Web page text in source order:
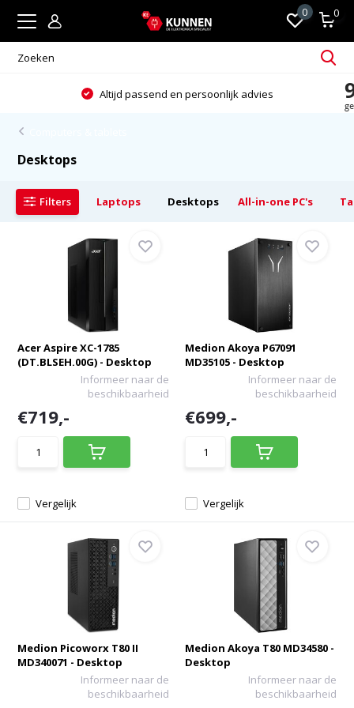
0 0
Altijd passend en persoonlijk advies
Desktops
Filters Laptops Desktops All-in-one PC's
Acer Aspire XC-1785
(DT.BLSEH.00G) - Desktop
Vergelijk
Informeer naar de
beschikbaarheid
€719,-
Medion Akoya P67091
MD35105 - Desktop
Vergelijk
Informeer naar de
beschikbaarheid
€699,-
Medion Picoworx T80 II
MD340071 - Desktop
Informeer naar de
beschikbaarheid
Medion Akoya T80 MD34580 -
Desktop
Informeer naar de
beschikbaarheid